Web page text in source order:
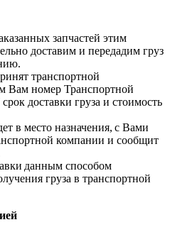
запчастей этим
доставим и передадим груз
транспортной
Вам номер Транспортной
доставки груза и стоимость
в место назначения, с Вами
компании и сообщит
данным способом
груза в транспортной